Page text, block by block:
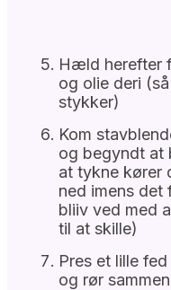
Hæld herefter
og olie deri
stykker)
Kom
og begyndt at
at tykne kører
ned imens det
bliiv ved med
til at skille)
Pres et lille
og rør sammen